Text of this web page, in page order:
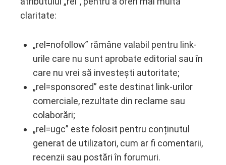
claritate:
„rel=nofollow” rămâne valabil pentru link-
urile care nu sunt aprobate editorial sau în
care nu vrei să investești autoritate;
„rel=sponsored” este destinat link-urilor
comerciale, rezultate din reclame sau
colaborări;
„rel=ugc” este folosit pentru conținutul
generat de utilizatori, cum ar fi comentarii,
recenzii sau postări în forumuri.